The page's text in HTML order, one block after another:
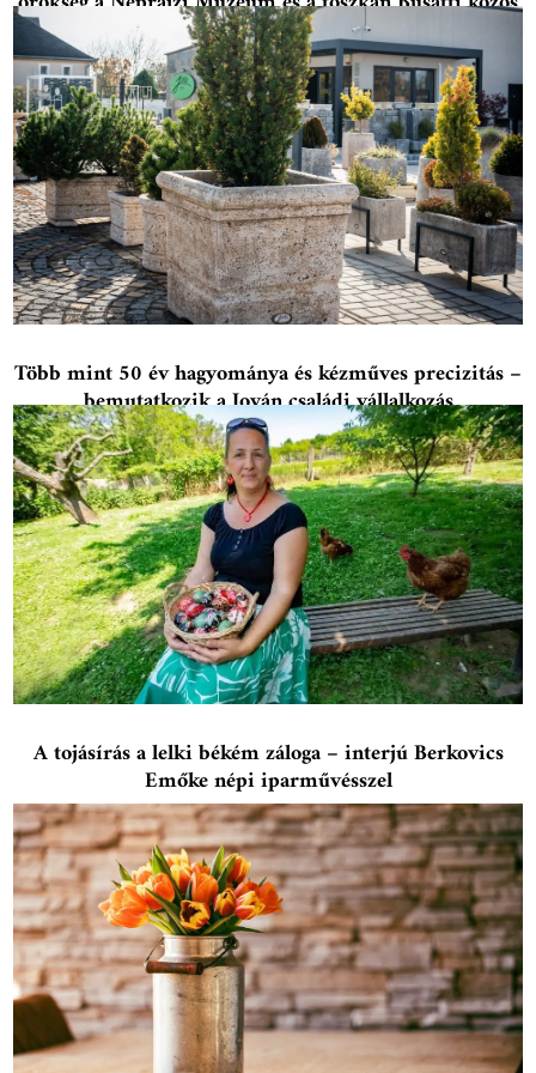
kollekciójában
Több mint 50 év hagyománya és kézműves precizitás –
bemutatkozik a Jován családi vállalkozás
A tojásírás a lelki békém záloga – interjú Berkovics
Emőke népi iparművésszel